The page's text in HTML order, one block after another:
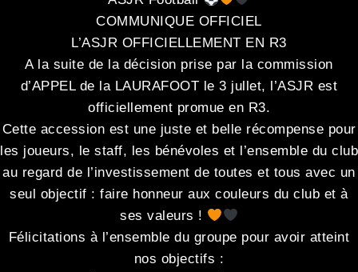
COMMUNIQUE OFFICIEL
L’ASJR OFFICIELLEMENT EN R3
A la suite de la décision prise par la commission
d’APPEL de la LAURAFOOT le 3 jullet, l’ASJR est
officiellement promue en R3.
Cette accession est une juste et belle récompense pour
les joueurs, le staff, les bénévoles et l’ensemble du club
au regard de l’investissement de toutes et tous avec un
seul objectif : faire honneur aux couleurs du club et à
ses valeurs !
Félicitations à l’ensemble du groupe pour avoir atteint
nos objectifs :